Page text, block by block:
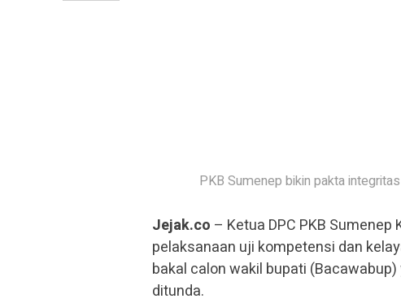
PKB Sumenep bikin pakta
Jejak.co – Ketua DPC PKB
pelaksanaan uji kompetensi dan
bakal calon wakil bupati
ditunda.